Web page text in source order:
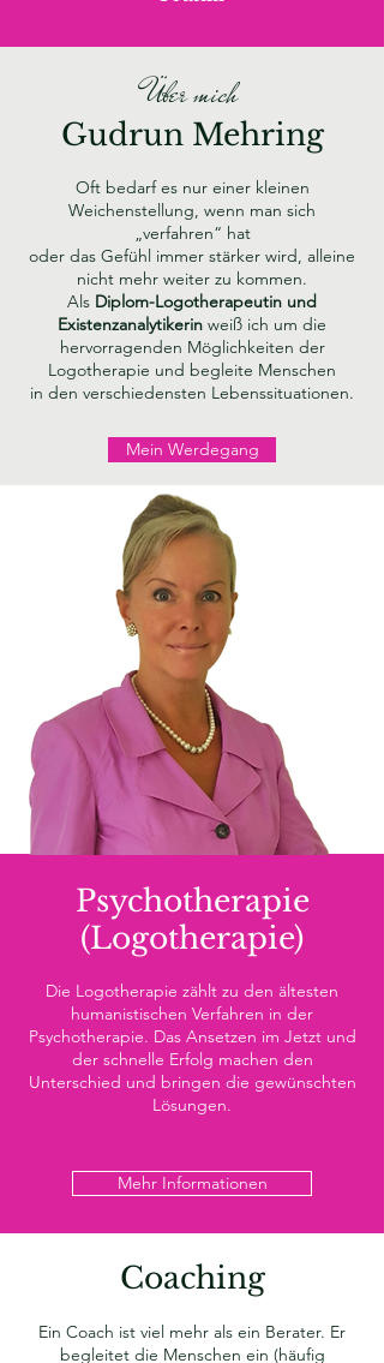
Psychotherapie
(Logotherapie)
Die Logotherapie zählt zu den ältesten
humanistischen Verfahren in der
Psychotherapie. Das Ansetzen im Jetzt und
der schnelle Erfolg machen den
Unterschied und bringen die gewünschten
Lösungen.
Mehr Informationen
Coaching
Ein Coach ist viel mehr als ein Berater. Er
begleitet die Menschen ein (häufig
Über mich
Gudrun Mehring
Oft bedarf es nur einer kleinen
Weichenstellung, wenn man sich
„verfahren“ hat
oder das Gefühl immer stärker wird, alleine
nicht mehr weiter zu kommen.
Als Diplom-Logotherapeutin und
Existenzanalytikerin weiß ich um die
hervorragenden Möglichkeiten der
Logotherapie und begleite Menschen
in den verschiedensten Lebenssituationen.
Mein Werdegang